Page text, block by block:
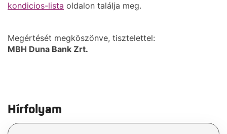
kondicios-lista oldalon találja meg.
Megértését megköszönve, tisztelettel:
MBH Duna Bank Zrt.
Hírfolyam